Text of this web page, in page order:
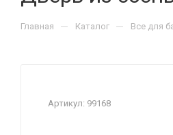
Главная — Каталог — Все для
Артикул: 99168